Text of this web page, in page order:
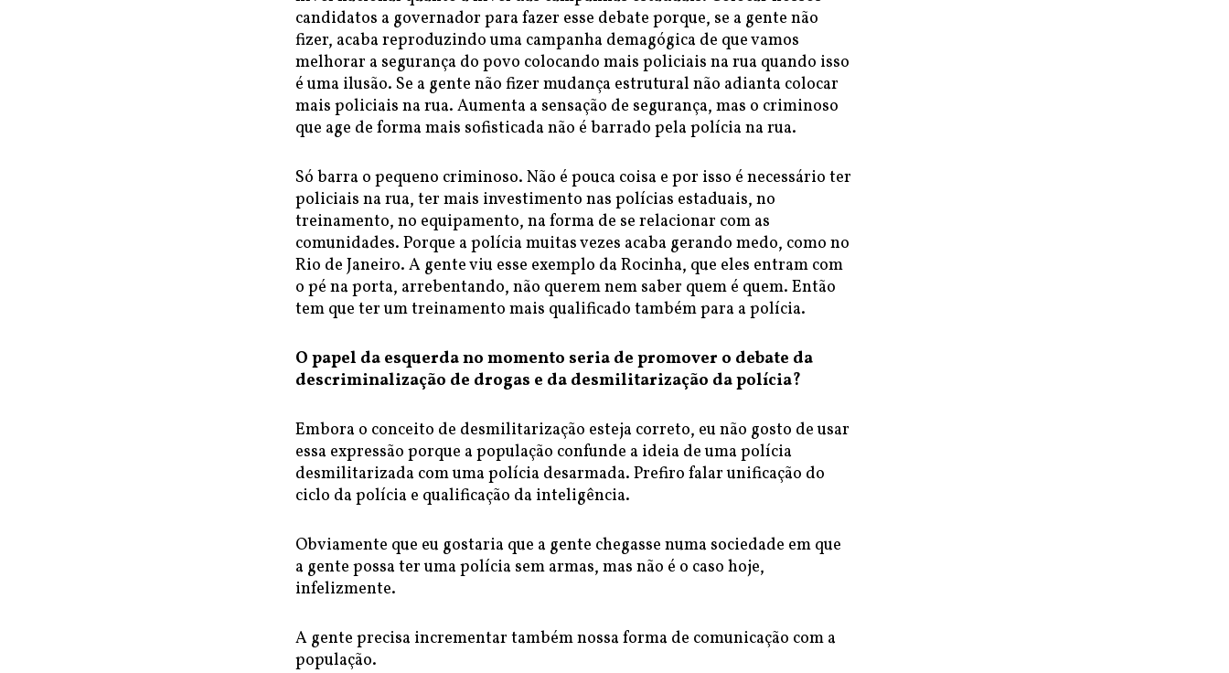
candidatos a governador para fazer esse debate porque, se a gente não
fizer, acaba reproduzindo uma campanha demagógica de que vamos
melhorar a segurança do povo colocando mais policiais na rua quando isso
é uma ilusão. Se a gente não fizer mudança estrutural não adianta colocar
mais policiais na rua. Aumenta a sensação de segurança, mas o criminoso
que age de forma mais sofisticada não é barrado pela polícia na rua.
Só barra o pequeno criminoso. Não é pouca coisa e por isso é necessário ter
policiais na rua, ter mais investimento nas polícias estaduais, no
treinamento, no equipamento, na forma de se relacionar com as
comunidades. Porque a polícia muitas vezes acaba gerando medo, como no
Rio de Janeiro. A gente viu esse exemplo da Rocinha, que eles entram com
o pé na porta, arrebentando, não querem nem saber quem é quem. Então
tem que ter um treinamento mais qualificado também para a polícia.
O papel da esquerda no momento seria de promover o debate da
descriminalização de drogas e da desmilitarização da polícia?
Embora o conceito de desmilitarização esteja correto, eu não gosto de usar
essa expressão porque a população confunde a ideia de uma polícia
desmilitarizada com uma polícia desarmada. Prefiro falar unificação do
ciclo da polícia e qualificação da inteligência.
Obviamente que eu gostaria que a gente chegasse numa sociedade em que
a gente possa ter uma polícia sem armas, mas não é o caso hoje,
infelizmente.
A gente precisa incrementar também nossa forma de comunicação com a
população.